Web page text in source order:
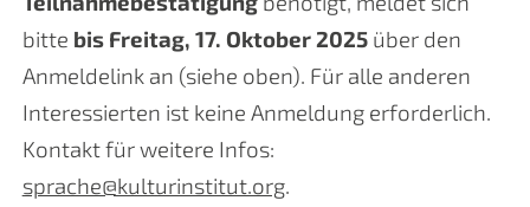
bitte bis Freitag, 17. Oktober 2025 über den
Anmeldelink an (siehe oben). Für alle anderen
Interessierten ist keine Anmeldung erforderlich.
Kontakt für weitere Infos:
sprache@kulturinstitut.org.